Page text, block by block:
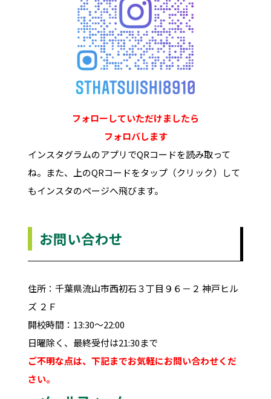
フォローしていただけましたら
フォロバします
インスタグラムのアプリでQRコードを読み取って
ね。また、上のQRコードをタップ（クリック）して
もインスタのページへ飛びます。
お問い合わせ
住所：千葉県流山市西初石３丁目９６－２ 神戸ヒル
ズ ２Ｆ
開校時間：13:30～22:00
日曜除く、最終受付は21:30まで
ご不明な点は、下記までお気軽にお問い合わせくだ
さい。